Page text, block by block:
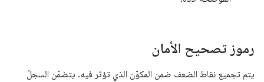
رموز تصحيح الأمان
يتم تجميع نقاط الضعف ضمن المكوّن الذي تؤثر فيه. يتضمّن السجلّ